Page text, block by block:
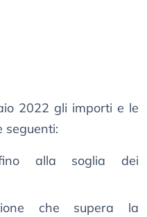
2022 gli importi e le
seguenti:
fino alla soglia dei
che supera la